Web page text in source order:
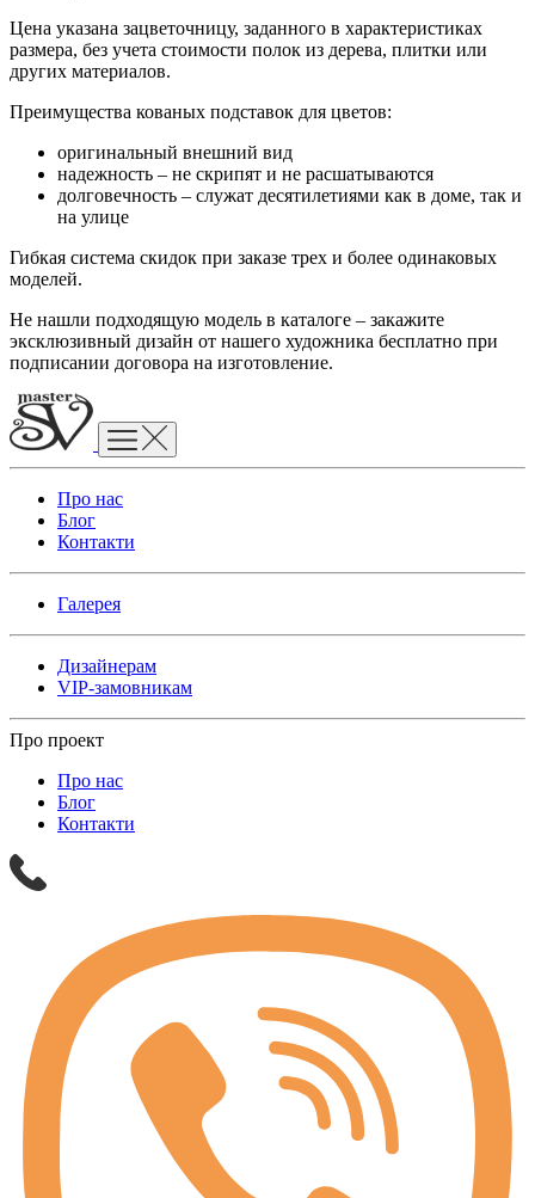
Цена указана зацветочницу, заданного в характеристиках
размера, без учета стоимости полок из дерева, плитки или
других материалов.
Преимущества кованых подставок для цветов:
оригинальный внешний вид
надежность – не скрипят и не расшатываются
долговечность – служат десятилетиями как в доме, так и
на улице
Гибкая система скидок при заказе трех и более одинаковых
моделей.
Не нашли подходящую модель в каталоге – закажите
эксклюзивный дизайн от нашего художника бесплатно при
подписании договора на изготовление.
Про нас
Блог
Контакти
Галерея
Дизайнерам
VIP-замовникам
Про проект
Про нас
Блог
Контакти